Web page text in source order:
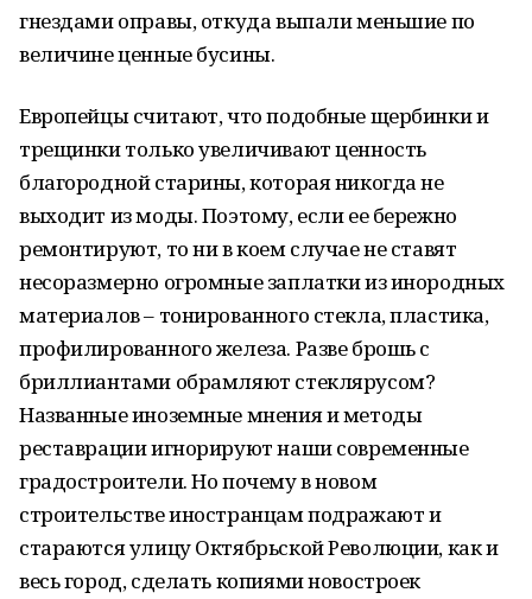
гнездами оправы, откуда выпали меньшие по
величине ценные бусины.
Европейцы считают, что подобные щербинки и
трещинки только увеличивают ценность
благородной старины, которая никогда не
выходит из моды. Поэтому, если ее бережно
ремонтируют, то ни в коем случае не ставят
несоразмерно огромные заплатки из инородных
материалов – тонированного стекла, пластика,
профилированного железа. Разве брошь с
бриллиантами обрамляют стеклярусом?
Названные иноземные мнения и методы
реставрации игнорируют наши современные
градостроители. Но почему в новом
строительстве иностранцам подражают и
стараются улицу Октябрьской Революции, как и
весь город, сделать копиями новостроек